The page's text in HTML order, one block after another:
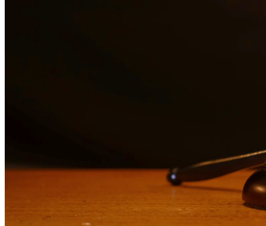
Enfrentar cargos penales puede tener consecuencias que cambian la
vida. Nuestros abogados experimentados en defensa criminal
brindan representación agresiva para una amplia gama de cargos que
incluyen DWI, delitos de drogas, asalto, robo y más. Luchamos para
proteger sus derechos, libertad y futuro.